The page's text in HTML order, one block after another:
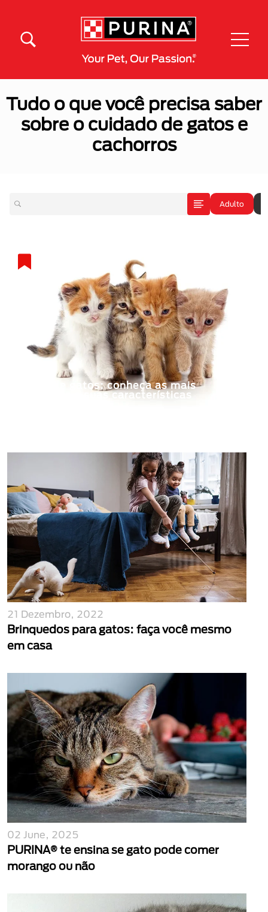
Tudo o que você precisa saber
sobre o cuidado de gatos e
cachorros
Adulto
Raças de gatos: conheça as mais
populares e suas características
21 Dezembro, 2022
Brinquedos para gatos: faça você mesmo
em casa
02 June, 2025
PURINA® te ensina se gato pode comer
morango ou não